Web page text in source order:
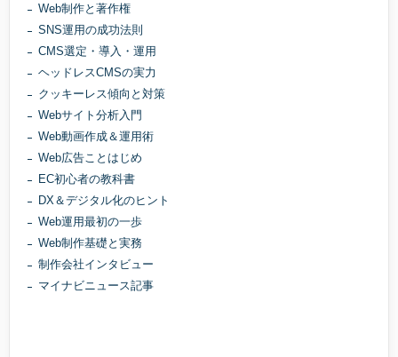
Web制作と著作権
SNS運用の成功法則
CMS選定・導入・運用
ヘッドレスCMSの実力
クッキーレス傾向と対策
Webサイト分析入門
Web動画作成＆運用術
Web広告ことはじめ
EC初心者の教科書
DX＆デジタル化のヒント
Web運用最初の一歩
Web制作基礎と実務
制作会社インタビュー
マイナビニュース記事